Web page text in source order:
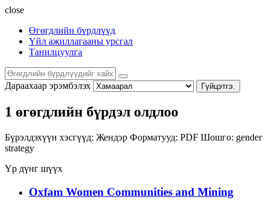
close
Өгөгдлийн бүрдлүүд
Үйл ажиллагааны урсгал
Танилцуулга
Дараахаар эрэмбэлэх Гүйцэтгэ.
1 өгөгдлийн бүрдэл олдлоо
Бүрэлдэхүүн хэсгүүд: Жендэр Форматууд: PDF Шошго: gender
strategy
Үр дүнг шүүх
Oxfam Women Communities and Mining